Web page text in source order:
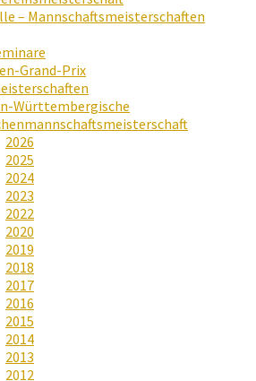
– Mannschaftsmeisterschaften
Grand-Prix
Württembergische
2026
2025
2024
2023
2022
2020
2019
2018
2017
2016
2015
2014
2013
2012